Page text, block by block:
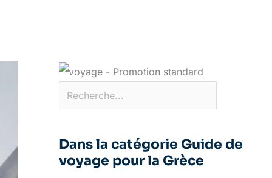
Dans la catégorie Guide de
voyage pour la Grèce